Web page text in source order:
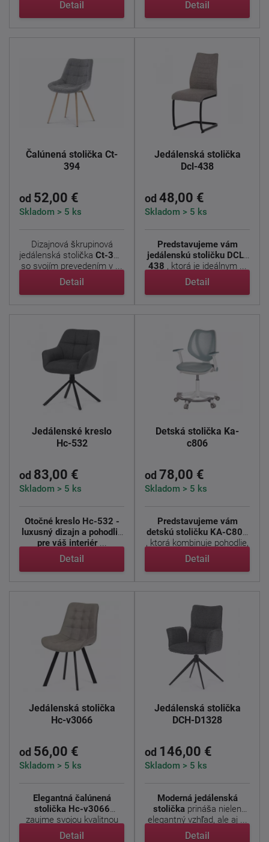
Detail Detail
Čalúnená stolička Ct-
394
od 52,00 €
Skladom > 5 ks
Dizajnová škrupinová
jedálenská stolička Ct-394
so svojím prevedením v ...
Detail
Jedálenská stolička
Dcl-438
od 48,00 €
Skladom > 5 ks
Predstavujeme vám
jedálenskú stoličku DCL-
438 , ktorá je ideálnym ...
Detail
Jedálenské kreslo
Hc-532
od 83,00 €
Skladom > 5 ks
Otočné kreslo Hc-532 -
luxusný dizajn a pohodlie
pre váš interiér ...
Detail
Detská stolička Ka-
c806
od 78,00 €
Skladom > 5 ks
Predstavujeme vám
detskú stoličku KA-C806
, ktorá kombinuje pohodlie,
...
Detail
Jedálenská stolička
Hc-v3066
od 56,00 €
Skladom > 5 ks
Elegantná čalúnená
stolička Hc-v3066
zaujme svojou kvalitnou
látkou v ...
Detail
Jedálenská stolička
DCH-D1328
od 146,00 €
Skladom > 5 ks
Moderná jedálenská
stolička prináša nielen
elegantný vzhľad, ale aj ...
Detail